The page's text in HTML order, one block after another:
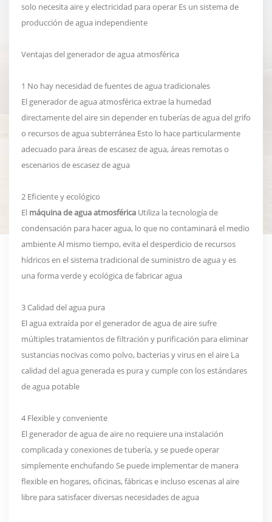
solo necesita aire y electricidad para operar Es un sistema de
producción de agua independiente
Ventajas del generador de agua atmosférica
1 No hay necesidad de fuentes de agua tradicionales
El generador de agua atmosférica extrae la humedad
directamente del aire sin depender en tuberías de agua del grifo
o recursos de agua subterránea Esto lo hace particularmente
adecuado para áreas de escasez de agua, áreas remotas o
escenarios de escasez de agua
2 Eficiente y ecológico
El máquina de agua atmosférica Utiliza la tecnología de
condensación para hacer agua, lo que no contaminará el medio
ambiente Al mismo tiempo, evita el desperdicio de recursos
hídricos en el sistema tradicional de suministro de agua y es
una forma verde y ecológica de fabricar agua
3 Calidad del agua pura
El agua extraída por el generador de agua de aire sufre
múltiples tratamientos de filtración y purificación para eliminar
sustancias nocivas como polvo, bacterias y virus en el aire La
calidad del agua generada es pura y cumple con los estándares
de agua potable
4 Flexible y conveniente
El generador de agua de aire no requiere una instalación
complicada y conexiones de tubería, y se puede operar
simplemente enchufando Se puede implementar de manera
flexible en hogares, oficinas, fábricas e incluso escenas al aire
libre para satisfacer diversas necesidades de agua